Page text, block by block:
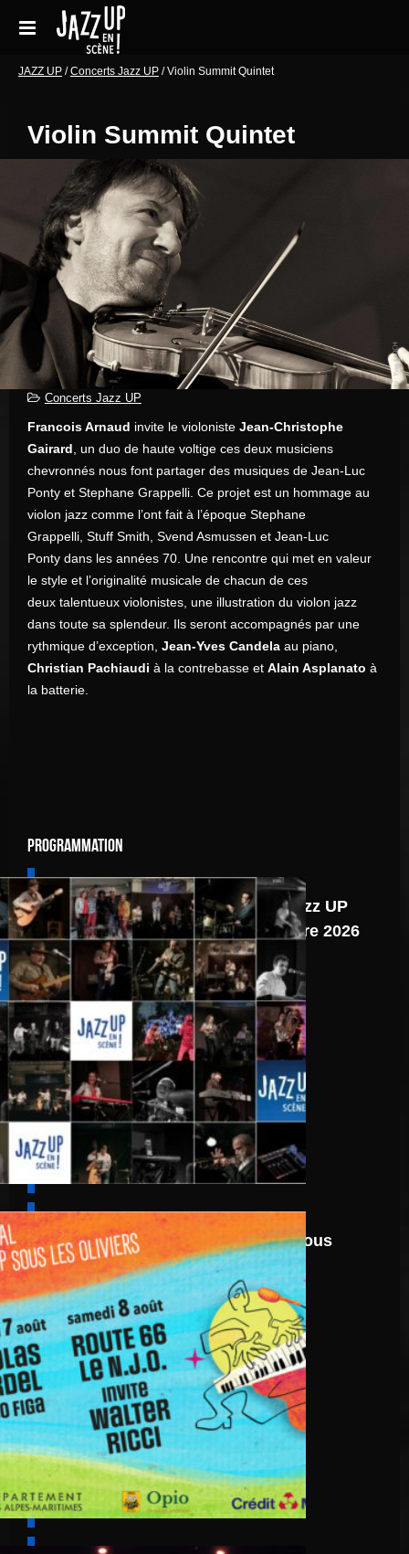
Accueil
Galeries de photos
Le festival en pratique
Soutenir le festival
Blog
Archives Concerts
Newsletter
Contact
JAZZ UP/Concerts Jazz UP/Violin Summit Quintet
Violin Summit Quintet
Concerts Jazz UP
Francois Arnaud invite le violoniste Jean-Christophe
Gairard , un duo de haute voltige ces deux musiciens
chevronnés nous font partager des musiques de Jean-Luc
Ponty et Stephane Grappelli. Ce projet est un hommage au
violon jazz comme l’ont fait à l’époque Stephane
Grappelli, Stuff Smith, Svend Asmussen et Jean-Luc
Ponty dans les années 70. Une rencontre qui met en valeur
le style et l’originalité musicale de chacun de ces
deux talentueux violonistes, une illustration du violon jazz
dans toute sa splendeur. Ils seront accompagnés par une
rythmique d’exception, Jean-Yves Candelaau piano,
Christian Pachiaudi à la contrebasse et Alain Asplanato à
la batterie.
Programmation
6 août
Programmation Jazz UP
du second semestre 2026
6 août 8 août 2026
Les Oliviers 2026